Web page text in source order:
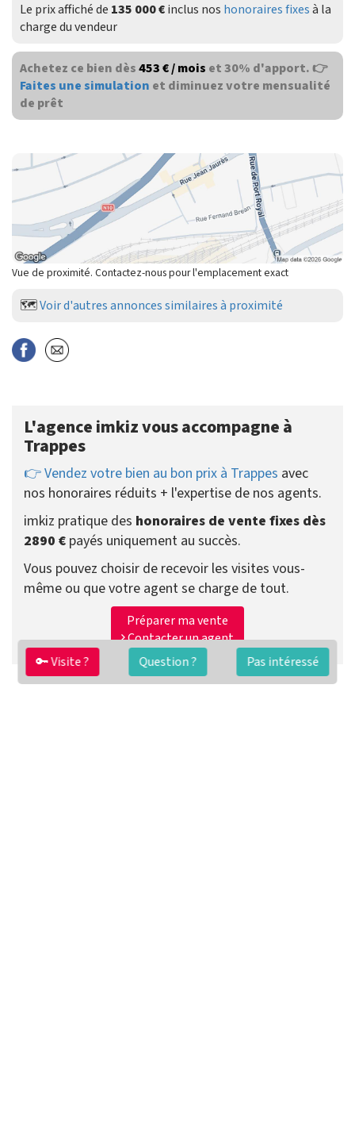
Le prix affiché de 135 000 €inclus nos honoraires fixesà la
charge du vendeur
Achetez ce bien dès453 € / mois et 30% d'apport. 👉
Faites une simulation et diminuez votre mensualité
de prêt
Vue de proximité. Contactez-nous pour l'emplacement exact
🗺️Voir d'autres annonces similaires à proximité
🔑 Visite ? Question ? Pas intéressé
L'agence imkiz vous accompagne à
Trappes
👉 Vendez votre bien au bon prix à Trappes avec
nos honoraires réduits + l'expertise de nos agents.
imkiz pratique des honoraires de vente fixes dès
2890 € payés uniquement au succès.
Vous pouvez choisir de recevoir les visites vous-
même ou que votre agent se charge de tout.
Préparer ma vente
Contacter un agent